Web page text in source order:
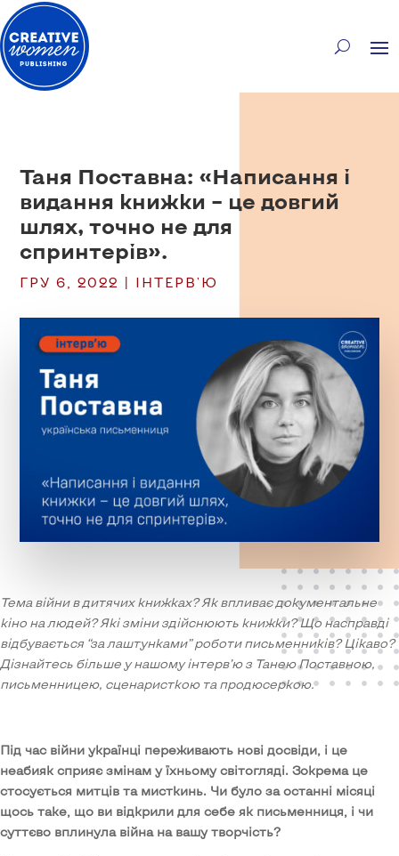
Таня Поставна: «Написання і
видання книжки – це довгий
шлях, точно не для
спринтерів».
ГРУ 6, 2022 ІНТЕРВ'Ю
Тема війни в дитячих книжках? Як впливає документальне
кіно на людей? Які зміни здійснюють книжки? Що насправді
відбувається “за лаштунками” роботи письменників? Цікаво?
Дізнайтесь більше у нашому інтерв’ю з Танею Поставною,
письменницею, сценаристкою та продюсеркою.
Під час війни українці переживають нові досвіди, і це
неабияк сприяє змінам у їхньому світогляді. Зокрема це
стосується митців та мисткинь. Чи було за останні місяці
щось таке, що ви відкрили для себе як письменниця, і чи
суттєво вплинула війна на вашу творчість?